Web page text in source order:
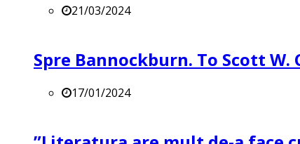
21/03/2024
Spre Bannockburn. To Scott
17/01/2024